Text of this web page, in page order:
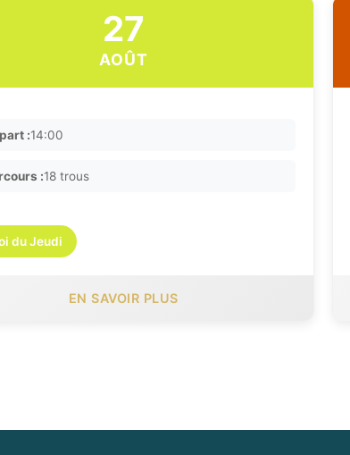
27
AOÛT
:14:00
:18 trous
du Jeudi
EN SAVOIR PLUS